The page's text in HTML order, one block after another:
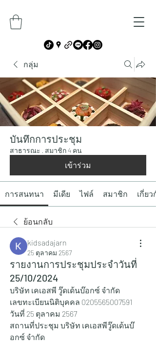
กลุ่ม
บันทึกการประชุม
สาธารณะ · สมาชิก 4 คน
เข้าร่วม
การสนทนา มีเดีย ไฟล์ สมาชิก เกี่ยว
ย้อนกลับ
kidsadajarn
25 ตุลาคม 2567
รายงานการประชุมประจำวันที่
25/10/2024
บริษัท เคเอสพี วู๊ดเด้นบ๊อกซ์ จำกัด
เลขทะเบียนนิติบุคคล 0205565007591
วันที่ 25 ตุลาคม 2567
สถานที่ประชุม บริษัท เคเอสพีวู๊ดเด้นบ๊
อกซ์ จำกัด